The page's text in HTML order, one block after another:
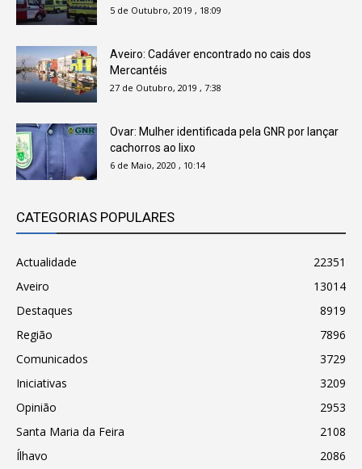
5 de Outubro, 2019 , 18:09
Aveiro: Cadáver encontrado no cais dos
Mercantéis
27 de Outubro, 2019 , 7:38
Ovar: Mulher identificada pela GNR por lançar
cachorros ao lixo
6 de Maio, 2020 , 10:14
CATEGORIAS POPULARES
Actualidade
22351
Aveiro
13014
Destaques
8919
Região
7896
Comunicados
3729
Iniciativas
3209
Opinião
2953
Santa Maria da Feira
2108
Ílhavo
2086